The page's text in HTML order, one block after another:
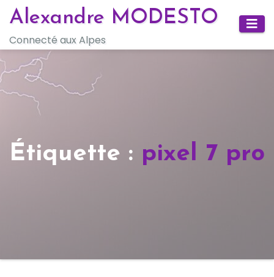
Skip
content
Alexandre MODESTO
Connecté aux Alpes
Étiquette : pixel 7 pro